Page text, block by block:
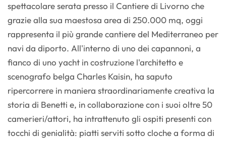
spettacolare serata presso il Cantiere di Livorno che
grazie alla sua maestosa area di 250.000 mq, oggi
rappresenta il più grande cantiere del Mediterraneo per
navi da diporto. All'interno di uno dei capannoni, a
fianco di uno yacht in costruzione l'architetto e
scenografo belga Charles Kaisin, ha saputo
ripercorrere in maniera straordinariamente creativa la
storia di Benetti e, in collaborazione con i suoi oltre 50
camerieri/attori, ha intrattenuto gli ospiti presenti con
tocchi di genialità: piatti serviti sotto cloche a forma di